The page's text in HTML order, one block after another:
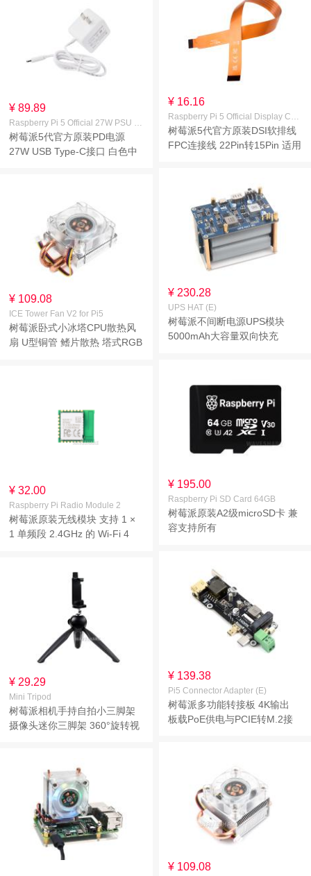
¥ 16.16
树莓派5代官方原装DSI软排线
FPC连接线 22Pin转15Pin 适用
¥ 89.89
树莓派5代官方原装PD电源
27W USB Type-C接口 白色中
¥ 230.28
UPS HAT (E)
树莓派不间断电源UPS模块
5000mAh大容量双向快充
¥ 109.08
ICE Tower Fan V2 for Pi5
树莓派卧式小冰塔CPU散热风
扇 U型铜管 鳍片散热 塔式RGB
¥ 195.00
Raspberry Pi SD Card 64GB
树莓派原装A2级microSD卡 兼
容支持所有
¥ 32.00
Raspberry Pi Radio Module 2
树莓派原装无线模块 支持 1 ×
1 单频段 2.4GHz 的 Wi-Fi 4
¥ 139.38
Pi5 Connector Adapter (E)
树莓派多功能转接板 4K输出
板载PoE供电与PCIE转M.2接
¥ 29.29
Mini Tripod
树莓派相机手持自拍小三脚架
摄像头迷你三脚架 360°旋转视
¥ 109.08